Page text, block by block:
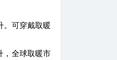
。可穿戴取暖
，全球取暖市